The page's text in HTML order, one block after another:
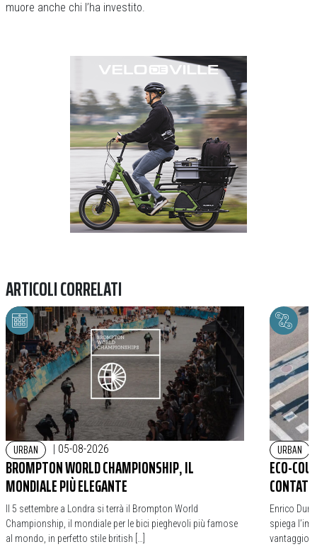
muore anche chi l’ha investito.
ARTICOLI CORRELATI
URBAN | 05-08-2026
BROMPTON WORLD CHAMPIONSHIP, IL
MONDIALE PIÙ ELEGANTE
Il 5 settembre a Londra si terrà il Brompton World
Championship, il mondiale per le bici pieghevoli più famose
al mondo, in perfetto stile british […]
URBAN
ECO-
Enrico
spiega
vantaggio